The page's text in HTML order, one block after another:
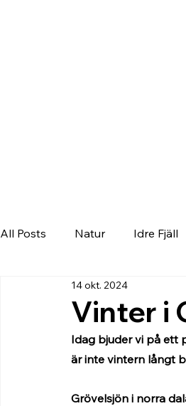
All Posts Natur Idre Fjäll
Vinter i
14 okt. 2024
Idag bjuder vi på ett
är inte vintern långt
Grövelsjön i norra